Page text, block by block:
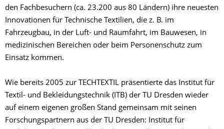
den Fachbesuchern (ca. 23.200 aus 80 Ländern) ihre neuesten
Innovationen für Technische Textilien, die z. B. im
Fahrzeugbau, in der Luft- und Raumfahrt, im Bauwesen, in
medizinischen Bereichen oder beim Personenschutz zum
Einsatz kommen.
Wie bereits 2005 zur TECHTEXTIL präsentierte das Institut für
Textil- und Bekleidungstechnik (ITB) der TU Dresden wieder
auf einem eigenen großen Stand gemeinsam mit seinen
Forschungspartnern aus der TU Dresden: Institut für